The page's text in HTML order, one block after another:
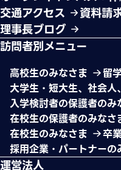
交通アクセス
資料請
理事長ブログ
訪問者別メニュー
高校生のみなさま
留
大学生・短大生、社会
入学検討者の保護者のみ
在校生の保護者のみなさ
在校生のみなさま
卒
採用企業・パートナーの
運営法人